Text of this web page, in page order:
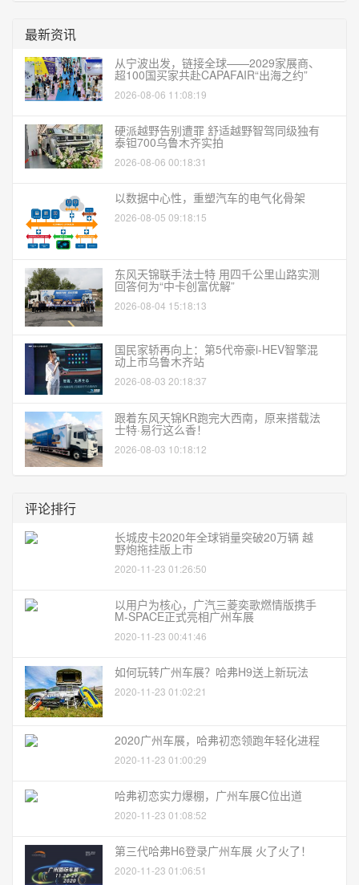
最新资讯
从宁波出发，链接全球——2029家展商、
超100国买家共赴CAPAFAIR“出海之约”
2026-08-06 11:08:19
硬派越野告别遭罪 舒适越野智驾同级独有
泰钽700乌鲁木齐实拍
2026-08-06 00:18:31
以数据中心性，重塑汽车的电气化骨架
2026-08-05 09:18:15
东风天锦联手法士特 用四千公里山路实测
回答何为“中卡创富优解”
2026-08-04 15:18:13
国民家轿再向上：第5代帝豪i-HEV智擎混
动上市乌鲁木齐站
2026-08-03 20:18:37
跟着东风天锦KR跑完大西南，原来搭载法
士特·易行这么香！
2026-08-03 10:18:12
评论排行
长城皮卡2020年全球销量突破20万辆 越
野炮拖挂版上市
2020-11-23 01:26:50
以用户为核心，广汽三菱奕歌燃情版携手
M-SPACE正式亮相广州车展
2020-11-23 00:41:46
如何玩转广州车展？哈弗H9送上新玩法
2020-11-23 01:02:21
2020广州车展，哈弗初恋领跑年轻化进程
2020-11-23 01:00:29
哈弗初恋实力爆棚，广州车展C位出道
2020-11-23 01:08:52
第三代哈弗H6登录广州车展 火了火了！
2020-11-23 01:06:51